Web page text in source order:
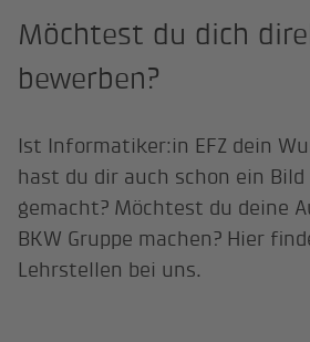
Möchtest du dich
bewerben?
Ist Informatiker:in EFZ dein
hast du dir auch schon ein
gemacht? Möchtest du deine
BKW Gruppe machen? Hier
Lehrstellen bei uns.